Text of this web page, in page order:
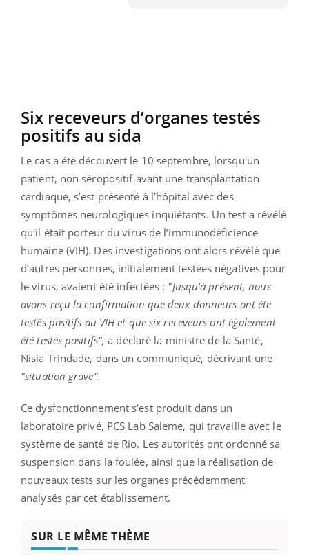
Six receveurs d’organes testés
positifs au sida
Le cas a été découvert le 10 septembre, lorsqu'un
patient, non séropositif avant une transplantation
cardiaque, s’est présenté à l’hôpital avec des
symptômes neurologiques inquiétants. Un test a révélé
qu'il était porteur du virus de l’immunodéficience
humaine (VIH). Des investigations ont alors révélé que
d’autres personnes, initialement testées négatives pour
le virus, avaient été infectées : "Jusqu’à présent, nous
avons reçu la confirmation que deux donneurs ont été
testés positifs au VIH et que six receveurs ont également
été testés positifs",a déclaré la ministre de la Santé,
Nisia Trindade, dans un communiqué, décrivant une
"situation grave".
Ce dysfonctionnement s’est produit dans un
laboratoire privé, PCS Lab Saleme, qui travaille avec le
système de santé de Rio. Les autorités ont ordonné sa
suspension dans la foulée, ainsi que la réalisation de
nouveaux tests sur les organes précédemment
analysés par cet établissement.
SUR LE MÊME THÈME